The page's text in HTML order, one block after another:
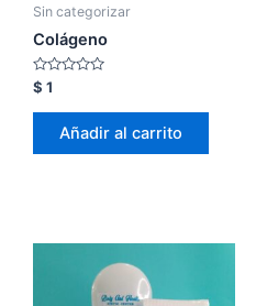
Sin categorizar
Colágeno
Valorado
con
0
$ 1
Añadir al carrito